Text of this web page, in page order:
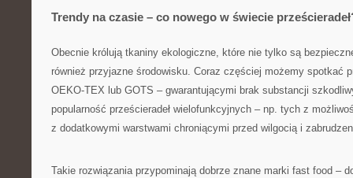
Trendy na czasie – co nowego w świecie
Obecnie królują tkaniny ekologiczne, które nie tylko są
również przyjazne środowisku. Coraz częściej możemy spotkać
OEKO-TEX lub GOTS – gwarantującymi brak substancji
popularność prześcieradeł wielofunkcyjnych – np. tych z
z dodatkowymi warstwami chroniącymi przed wilgocią i
Takie rozwiązania przypominają dobrze znane marki fast food –